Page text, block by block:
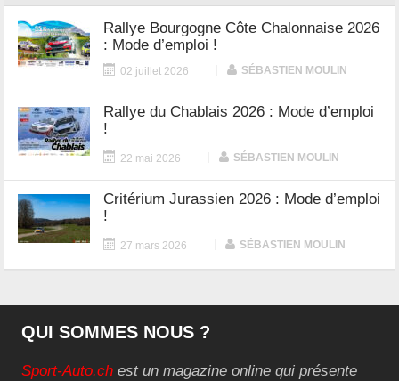
Rallye Bourgogne Côte Chalonnaise 2026
: Mode d’emploi !
02 juillet 2026 SÉBASTIEN MOULIN
Rallye du Chablais 2026 : Mode d’emploi
!
22 mai 2026 SÉBASTIEN MOULIN
Critérium Jurassien 2026 : Mode d’emploi
!
27 mars 2026 SÉBASTIEN MOULIN
QUI SOMMES NOUS ?
Sport-Auto.ch est un magazine online qui présente